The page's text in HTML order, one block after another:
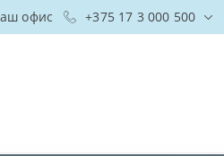
офис +375 17 3 000 500